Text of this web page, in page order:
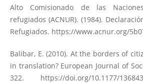
Alto Comisionado de las
refugiados (ACNUR). (1984).
Refugiados. https://www.acnur.org/
Balibar, E. (2010). At the borders of
in translation? European Journal of
322. https://doi.org/10.1177/